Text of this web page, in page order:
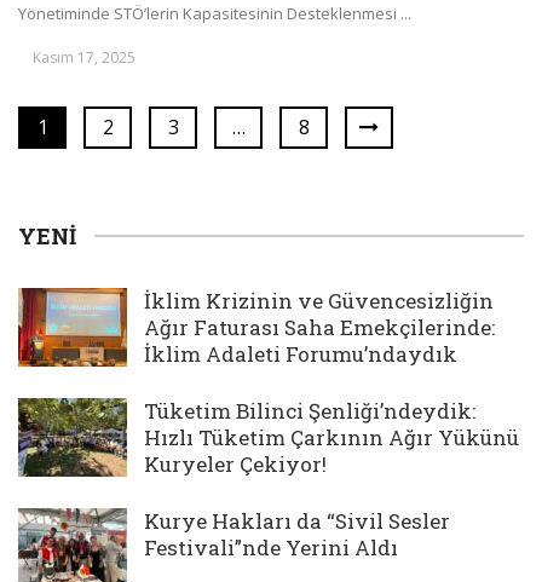
Yönetiminde STÖ’lerin Kapasitesinin Desteklenmesi ...
Kasım 17, 2025
1 2 3 … 8
YENI
İklim Krizinin ve Güvencesizliğin
Ağır Faturası Saha Emekçilerinde:
İklim Adaleti Forumu’ndaydık
Tüketim Bilinci Şenliği’ndeydik:
Hızlı Tüketim Çarkının Ağır Yükünü
Kuryeler Çekiyor!
Kurye Hakları da “Sivil Sesler
Festivali”nde Yerini Aldı